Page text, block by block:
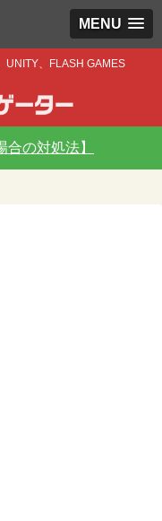
MENU
UNITY、FLASH GAMES
合の対処法】